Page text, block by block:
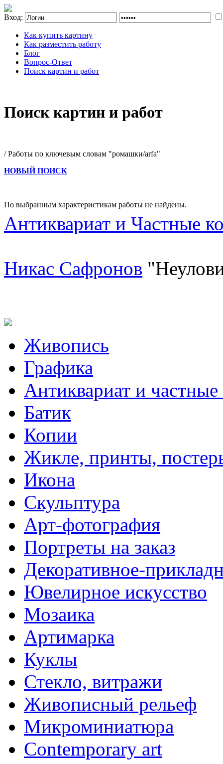
Вход:
Как купить картину
Как разместить работу
Блог
Вопрос-Ответ
Поиск картин и работ
Поиск картин и работ
/ Работы по ключевым словам "ромашки/arfa"
НОВЫЙ ПОИСК
По выбранным характеристикам работы не найдены.
Антиквариат и Частные
Никас Сафронов
Живопись
Графика
Антиквариат и
Батик
Копии
Жикле, принты,
Икона
Скульптура
Арт-фотография
Портреты на заказ
Декоративное-
Ювелирное искусство
Мозаика
Артимарка
Куклы
Стекло, витражи
Живописный рельеф
Микроминиатюра
Contemporary art